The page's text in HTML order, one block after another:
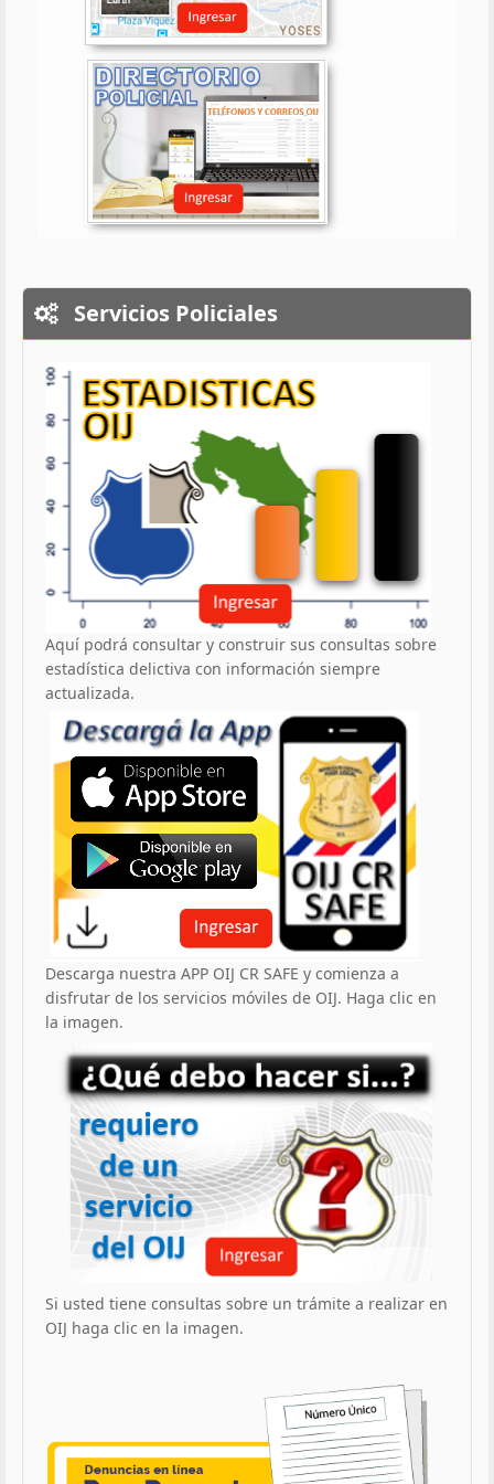
Servicios Policiales
Aquí podrá consultar y construir sus consultas sobre
estadística delictiva con información siempre
actualizada.
Descarga nuestra APP OIJ CR SAFE y comienza a
disfrutar de los servicios móviles de OIJ. Haga clic en
la imagen.
Si usted tiene consultas sobre un trámite a realizar en
OIJ haga clic en la imagen.